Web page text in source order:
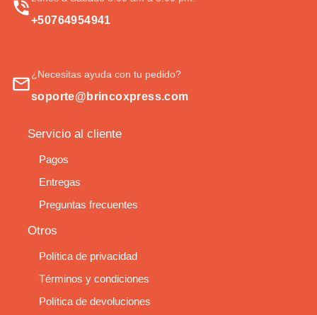
+50764954941
¿Necesitas ayuda con tu pedido?
soporte@brincoxpress.com
Servicio al cliente
Pagos
Entregas
Preguntas frecuentes
Otros
Política de privacidad
Términos y condiciones
Política de devoluciones